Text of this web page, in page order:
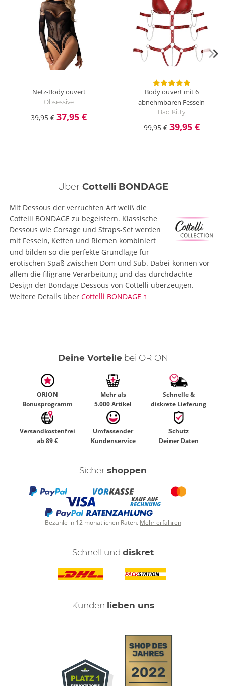
Netz-Body ouvert
Obsessive
39,95 € 37,95 €
Body ouvert mit 6
abnehmbaren Fesseln
Bad Kitty
99,95 € 39,95 €
Über Cottelli BONDAGE
Mit Dessous der verruchten Art weiß die
Cottelli BONDAGE zu begeistern. Klassische
Dessous wie Corsage und Straps-Set werden
mit Fesseln, Ketten und Riemen kombiniert
und bilden so die perfekte Grundlage für
erotischen Spaß zwischen Dom und Sub. Dabei können vor
allem die filigrane Verarbeitung und das durchdachte
Design der Bondage-Dessous von Cottelli überzeugen.
Weitere Details über Cottelli BONDAGE
Deine Vorteilebei ORION
ORION
Bonusprogramm
Mehr als
5.000 Artikel
Schnelle &
diskrete Lieferung
Versandkostenfrei
ab 89 €
Umfassender
Kundenservice
Schutz
Deiner Daten
Sicher shoppen
Bezahle in 12 monatlichen Raten. Mehr erfahren
Schnell und diskret
Kunden lieben uns